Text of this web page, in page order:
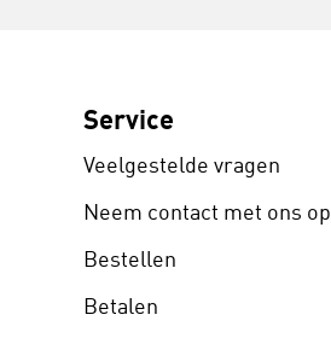
Service
Veelgestelde vragen
Neem contact met ons op
Bestellen
Betalen